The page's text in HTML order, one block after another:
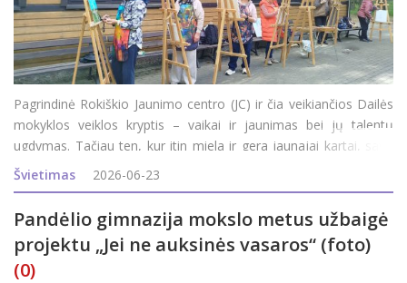
Pagrindinė Rokiškio Jaunimo centro (JC) ir čia veikiančios Dailės
mokyklos veiklos kryptis – vaikai ir jaunimas bei jų talentų
ugdymas. Tačiau ten, kur itin miela ir gera jaunajai kartai, savo
vietą randa ir suaugusieji. JC direktorė Inga Vagonė pasidžiaugė,
kad šiais metais siūl
Švietimas 2026-06-23
Pandėlio gimnazija mokslo metus užbaigė
projektu „Jei ne auksinės vasaros“ (foto)
(0)